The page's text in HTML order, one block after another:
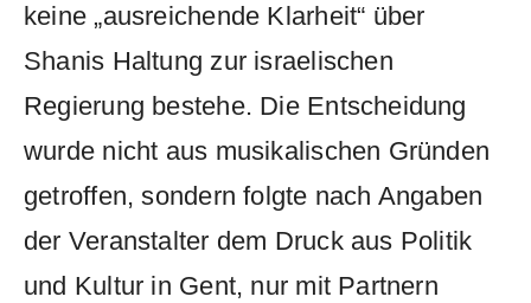
keine „ausreichende Klarheit“ über
Shanis Haltung zur israelischen
Regierung bestehe. Die Entscheidung
wurde nicht aus musikalischen Gründen
getroffen, sondern folgte nach Angaben
der Veranstalter dem Druck aus Politik
und Kultur in Gent, nur mit Partnern